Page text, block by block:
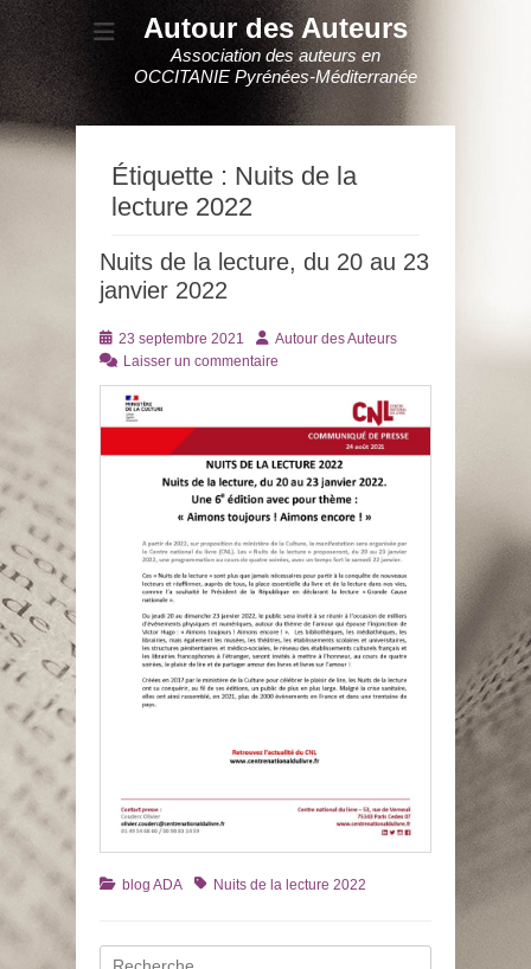
Autour des Auteurs
Association des auteurs en
OCCITANIE Pyrénées-Méditerranée
Étiquette : Nuits de la
lecture 2022
Nuits de la lecture, du 20 au 23
janvier 2022
Posté
le
23 septembre 2021 AuteurAutour des Auteurs
Laisser un commentaire
Catégories
blog ADA TagsNuits de la lecture 2022
Recherche